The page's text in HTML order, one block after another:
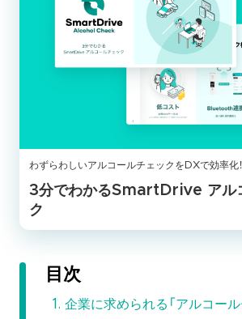
わずらわしいアルコールチェックをDXで効率化！
3分でわかるSmartDrive アル
ク
目次
企業に求められる「アルコー